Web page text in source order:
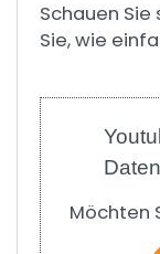
Schauen
Sie, wie
Möchten